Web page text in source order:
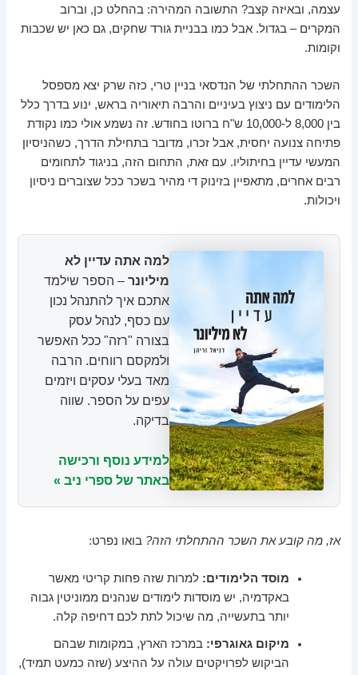
עצמה, ובאיזה קצב? התשובה המהירה: בהחלט כן, וברוב
המקרים – בגדול. אבל כמו בבניית גורד שחקים, גם כאן יש שכבות
וקומות.
השכר ההתחלתי של הנדסאי בניין טרי, כזה שרק יצא מספסל
הלימודים עם ניצוץ בעיניים והרבה תיאוריה בראש, ינוע בדרך כלל
בין 8,000 ל-10,000 ש"ח ברוטו בחודש. זה נשמע אולי כמו נקודת
פתיחה צנועה יחסית, אבל זכרו, מדובר בתחילת הדרך, כשהניסיון
המעשי עדיין בחיתוליו. עם זאת, התחום הזה, בניגוד לתחומים
רבים אחרים, מתאפיין בזינוק די מהיר בשכר ככל שצוברים ניסיון
ויכולות.
למה אתה עדיין לא
מיליונר – הספר שילמד
אתכם איך להתנהל נכון
עם כסף, לנהל עסק
בצורה "רזה" ככל האפשר
ולמקסם רווחים. הרבה
מאד בעלי עסקים ויזמים
עפים על הספר. שווה
בדיקה.
למידע נוסף ורכישה
באתר של ספרי ניב »
אז, מה קובע את השכר ההתחלתי הזה? בואו נפרט:
מוסד הלימודים: למרות שזה פחות קריטי מאשר
באקדמיה, יש מוסדות לימודים שנהנים ממוניטין גבוה
יותר בתעשייה, מה שיכול לתת לכם דחיפה קלה.
מיקום גאוגרפי: במרכז הארץ, במקומות שבהם
הביקוש לפרויקטים עולה על ההיצע (שזה כמעט תמיד),